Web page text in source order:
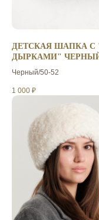
ДЕТСКАЯ ШАПКА С
ДЫРКАМИ"
Черный/50-52
1 000 ₽